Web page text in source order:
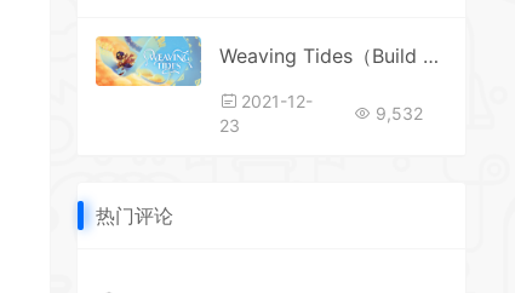
Weaving Tides（Build 6897003）()
2021-12-
23
9,532
热门评论